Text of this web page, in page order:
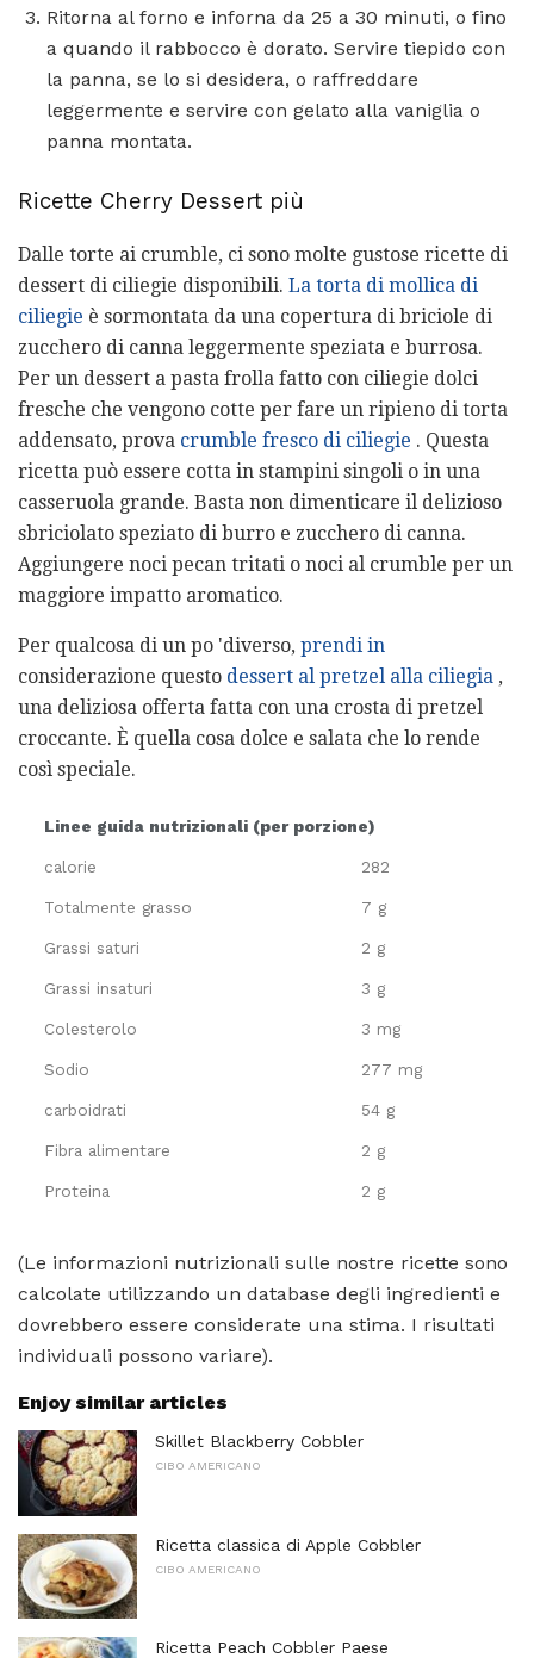
Ritorna al forno e inforna da 25 a 30 minuti, o fino
a quando il rabbocco è dorato. Servire tiepido con
la panna, se lo si desidera, o raffreddare
leggermente e servire con gelato alla vaniglia o
panna montata.
Ricette Cherry Dessert più
Dalle torte ai crumble, ci sono molte gustose ricette di
dessert di ciliegie disponibili. La torta di mollica di
ciliegie è sormontata da una copertura di briciole di
zucchero di canna leggermente speziata e burrosa.
Per un dessert a pasta frolla fatto con ciliegie dolci
fresche che vengono cotte per fare un ripieno di torta
addensato, prova crumble fresco di ciliegie . Questa
ricetta può essere cotta in stampini singoli o in una
casseruola grande. Basta non dimenticare il delizioso
sbriciolato speziato di burro e zucchero di canna.
Aggiungere noci pecan tritati o noci al crumble per un
maggiore impatto aromatico.
Per qualcosa di un po 'diverso, prendi in
considerazione questo dessert al pretzel alla ciliegia ,
una deliziosa offerta fatta con una crosta di pretzel
croccante. È quella cosa dolce e salata che lo rende
così speciale.
Linee guida nutrizionali (per porzione)
calorie 282
Totalmente grasso 7 g
Grassi saturi 2 g
Grassi insaturi 3 g
Colesterolo 3 mg
Sodio 277 mg
carboidrati 54 g
Fibra alimentare 2 g
Proteina 2 g
(Le informazioni nutrizionali sulle nostre ricette sono
calcolate utilizzando un database degli ingredienti e
dovrebbero essere considerate una stima. I risultati
individuali possono variare).
Enjoy similar articles
Skillet Blackberry Cobbler
CIBO AMERICANO
Ricetta classica di Apple Cobbler
CIBO AMERICANO
Ricetta Peach Cobbler Paese